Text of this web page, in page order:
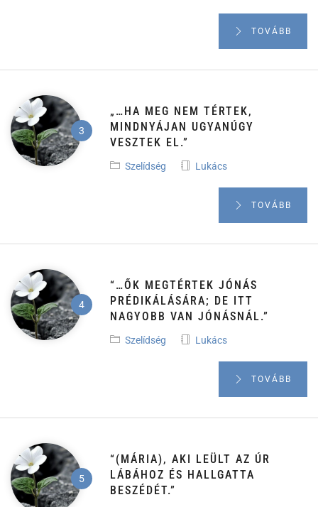
TOVÁBB
„…HA MEG NEM TÉRTEK,
MINDNYÁJAN UGYANÚGY
VESZTEK EL.”
Szelídség Lukács
TOVÁBB
“…ŐK MEGTÉRTEK JÓNÁS
PRÉDIKÁLÁSÁRA; DE ITT
NAGYOBB VAN JÓNÁSNÁL.”
Szelídség Lukács
TOVÁBB
“(MÁRIA), AKI LEÜLT AZ ÚR
LÁBÁHOZ ÉS HALLGATTA
BESZÉDÉT.”